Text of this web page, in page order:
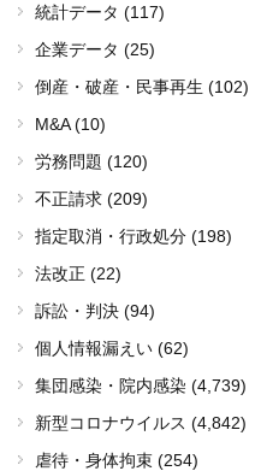
統計データ (117)
企業データ (25)
倒産・破産・民事再生 (102)
M&A (10)
労務問題 (120)
不正請求 (209)
指定取消・行政処分 (198)
法改正 (22)
訴訟・判決 (94)
個人情報漏えい (62)
集団感染・院内感染 (4,739)
新型コロナウイルス (4,842)
虐待・身体拘束 (254)